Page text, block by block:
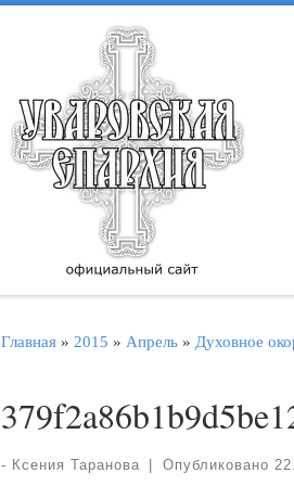
Главная » 2015 » Апрель » Духовное
- Ксения Таранова Опубликовано